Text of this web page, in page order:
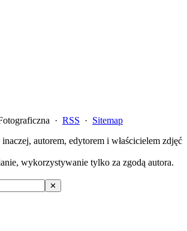
· RSS · Sitemap
autorem, edytorem i właścicielem zdjęć
wykorzystywanie tylko za zgodą autora.
✕